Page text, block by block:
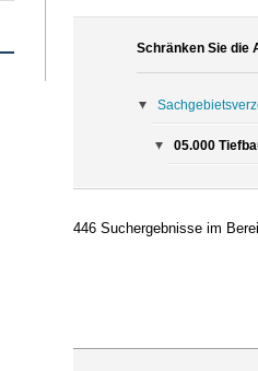
Schränken Sie die
05.000
446 Suchergebnisse im